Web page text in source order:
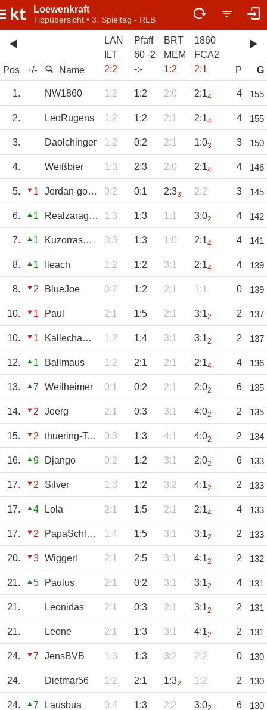
Loewenkraft
Tippübersicht • 3. Spieltag - RLB
Pos +/- Name
LAN
ILT
2:2
Pfaff
60 -2
-:-
BRT
MEM
1:2
1860
FCA2
2:1 P G
1. NW1860 1:2 1:2 2:0 2:14 4 155
2. LeoRugens 1:2 1:2 2:1 2:14 4 155
3. Daolchinger 1:2 0:2 2:1 1:03 3 150
4. Weißbier 1:3 2:3 2:0 2:14 4 146
5. 1 Jordan-goated 0:2 0:1 2:33 2:2 3 145
6. 1 Realzaragoza 1:3 1:3 1:1 3:02 4 142
7. 1 KuzorrasErben 0:3 1:3 1:0 2:14 4 141
8. 1 Ileach 1:2 1:2 3:1 2:14 4 139
8. 2 BlueJoe 0:2 1:2 2:1 1:1 0 139
10. 1 Paul 2:1 1:5 2:1 3:12 2 137
10. 1 Kallechamp71 1:2 1:4 3:1 3:12 2 137
12. 1 Ballmaus 1:2 2:1 2:1 2:14 4 136
13. 7 Weilheimer 0:1 0:2 2:1 2:02 6 135
14. 2 Joerg 2:1 0:3 3:1 4:02 2 135
15. 2 thuering-Tobi 0:3 1:3 4:1 4:02 2 134
16. 9 Django 0:2 1:2 3:1 2:02 6 133
17. 2 Silver 1:3 1:2 3:2 4:12 2 133
17. 4 Lola 2:1 1:5 2:1 2:14 4 133
17. 2 PapaSchlumpf 1:4 1:5 3:1 3:12 2 133
20. 3 Wiggerl 2:1 2:5 3:1 4:12 2 132
21. 5 Paulus 2:1 0:2 3:1 3:12 4 131
21. Leonidas 2:1 0:3 2:1 3:12 2 131
21. Leone 2:1 1:3 3:1 4:12 2 131
24. 7 JensBVB 1:3 1:3 3:2 2:2 0 130
24. Dietmar56 1:2 2:1 1:32 1:2 2 130
24. 7 Lausbua 0:4 1:3 2:2 3:0 6 130